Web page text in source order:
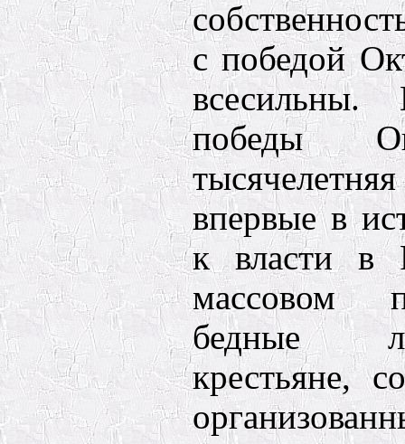
с победой
всесильны.
победы
впервые в
к власти в
массовом
бедные
крестьяне,